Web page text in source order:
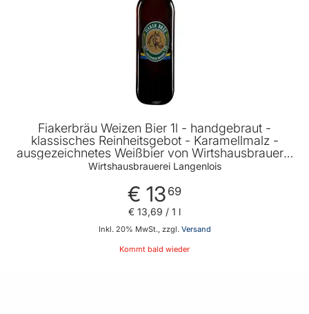
Fiakerbräu Weizen Bier 1l - handgebraut -
klassisches Reinheitsgebot - Karamellmalz -
ausgezeichnetes Weißbier von Wirtshausbrauerei
Langenlois
Wirtshausbrauerei Langenlois
€ 13 69
Inkl. 20% MwSt., zzgl. Versand
€ 13,69 / 1 l
Kommt bald wieder